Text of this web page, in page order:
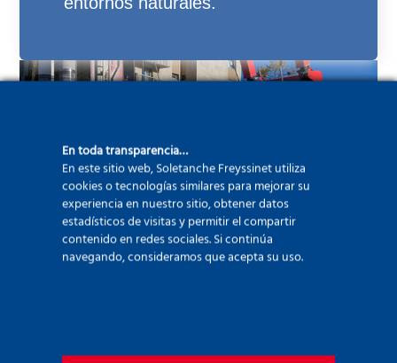
En toda transparencia…
En este sitio web, Soletanche Freyssinet utiliza
cookies o tecnologías similares para mejorar su
experiencia en nuestro sitio, obtener datos
estadísticos de visitas y permitir el compartir
contenido en redes sociales. Si continúa
navegando, consideramos que acepta su uso.